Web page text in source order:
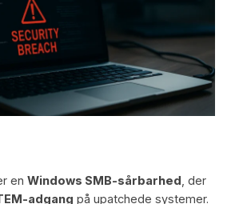
en Windows SMB-sårbarhed, der
adgang på upatchede systemer.